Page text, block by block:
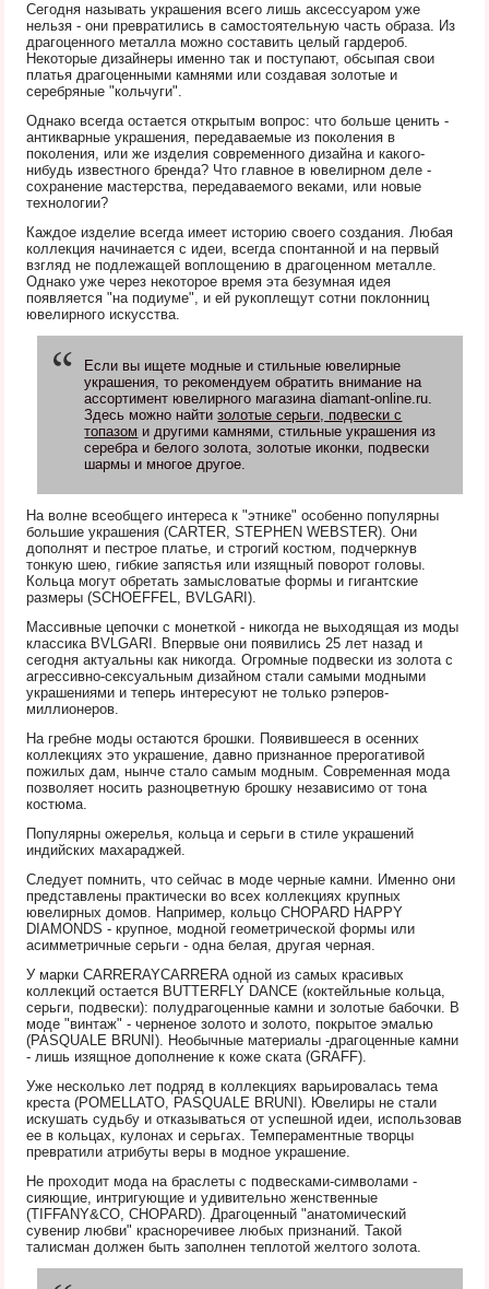
Сегодня называть украшения всего лишь аксессуаром уже
нельзя - они превратились в самостоятельную часть образа. Из
драгоценного металла можно составить целый гардероб.
Некоторые дизайнеры именно так и поступают, обсыпая свои
платья драгоценными камнями или создавая золотые и
серебряные "кольчуги".
Однако всегда остается открытым вопрос: что больше ценить -
антикварные украшения, передаваемые из поколения в
поколения, или же изделия современного дизайна и какого-
нибудь известного бренда? Что главное в ювелирном деле -
сохранение мастерства, передаваемого веками, или новые
технологии?
Каждое изделие всегда имеет историю своего создания. Любая
коллекция начинается с идеи, всегда спонтанной и на первый
взгляд не подлежащей воплощению в драгоценном металле.
Однако уже через некоторое время эта безумная идея
появляется "на подиуме", и ей рукоплещут сотни поклонниц
ювелирного искусства.
Если вы ищете модные и стильные ювелирные
украшения, то рекомендуем обратить внимание на
ассортимент ювелирного магазина diamant-online.ru.
Здесь можно найтизолотые серьги, подвески с
топазом и другими камнями, стильные украшения из
серебра и белого золота, золотые иконки, подвески
шармы и многое другое.
На волне всеобщего интереса к "этнике" особенно популярны
большие украшения (CARTER, STEPHEN WEBSTER). Они
дополнят и пестрое платье, и строгий костюм, подчеркнув
тонкую шею, гибкие запястья или изящный поворот головы.
Кольца могут обретать замысловатые формы и гигантские
размеры (SCHOEFFEL, BVLGARI).
Массивные цепочки с монеткой - никогда не выходящая из моды
классика BVLGARI. Впервые они появились 25 лет назад и
сегодня актуальны как никогда. Огромные подвески из золота с
агрессивно-сексуальным дизайном стали самыми модными
украшениями и теперь интересуют не только рэперов-
миллионеров.
На гребне моды остаются брошки. Появившееся в осенних
коллекциях это украшение, давно признанное прерогативой
пожилых дам, нынче стало самым модным. Современная мода
позволяет носить разноцветную брошку независимо от тона
костюма.
Популярны ожерелья, кольца и серьги в стиле украшений
индийских махараджей.
Следует помнить, что сейчас в моде черные камни. Именно они
представлены практически во всех коллекциях крупных
ювелирных домов. Например, кольцо CHOPARD HAPPY
DIAMONDS - крупное, модной геометрической формы или
асимметричные серьги - одна белая, другая черная.
У марки CARRERAYCARRERA одной из самых красивых
коллекций остается BUTTERFLY DANCE (коктейльные кольца,
серьги, подвески): полудрагоценные камни и золотые бабочки. В
моде "винтаж" - черненое золото и золото, покрытое эмалью
(PASQUALE BRUNI). Необычные материалы -драгоценные камни
- лишь изящное дополнение к коже ската (GRAFF).
Уже несколько лет подряд в коллекциях варьировалась тема
креста (POMELLATO, PASQUALE BRUNI). Ювелиры не стали
искушать судьбу и отказываться от успешной идеи, использовав
ее в кольцах, кулонах и серьгах. Темпераментные творцы
превратили атрибуты веры в модное украшение.
Не проходит мода на браслеты с подвесками-символами -
сияющие, интригующие и удивительно женственные
(TIFFANY&CO, CHOPARD). Драгоценный "анатомический
сувенир любви" красноречивее любых признаний. Такой
талисман должен быть заполнен теплотой желтого золота.